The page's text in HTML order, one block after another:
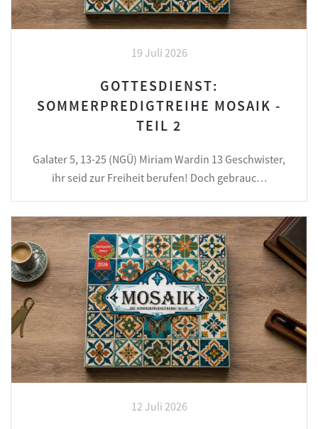
19 Juli 2026
GOTTESDIENST:
SOMMERPREDIGTREIHE MOSAIK -
TEIL 2
Galater 5, 13-25 (NGÜ) Miriam Wardin 13 Geschwister,
ihr seid zur Freiheit berufen! Doch gebrauc…
12 Juli 2026